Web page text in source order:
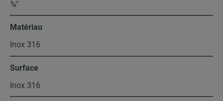
¾″
Matériau
Inox 316
Surface
Inox 316